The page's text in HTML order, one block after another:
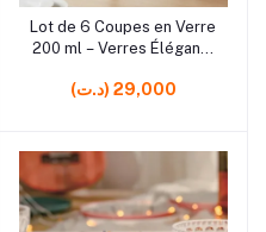
Ajouter au panier
Lot de 6 Coupes en Verre
200 ml – Verres Élégants
et Boissons
(د.ت) 29,000